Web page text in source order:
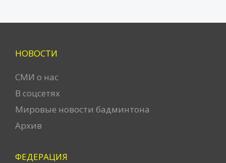
НОВОСТИ
СМИ о нас
В соцсетях
Мировые новости бадминтона
Архив
ФЕДЕРАЦИЯ